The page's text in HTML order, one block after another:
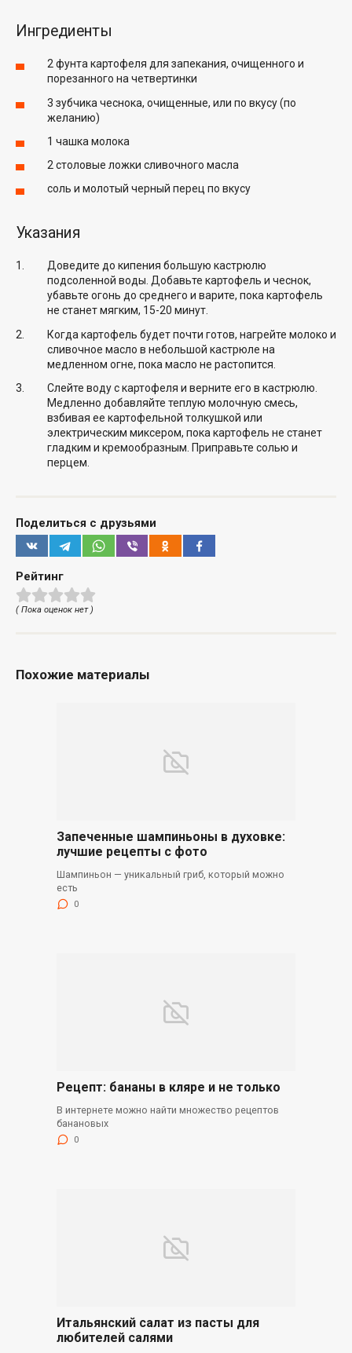
Ингредиенты
2 фунта картофеля для запекания, очищенного и
порезанного на четвертинки
3 зубчика чеснока, очищенные, или по вкусу (по
желанию)
1 чашка молока
2 столовые ложки сливочного масла
соль и молотый черный перец по вкусу
Указания
Доведите до кипения большую кастрюлю
подсоленной воды. Добавьте картофель и чеснок,
убавьте огонь до среднего и варите, пока картофель
не станет мягким, 15-20 минут.
Когда картофель будет почти готов, нагрейте молоко и
сливочное масло в небольшой кастрюле на
медленном огне, пока масло не растопится.
Слейте воду с картофеля и верните его в кастрюлю.
Медленно добавляйте теплую молочную смесь,
взбивая ее картофельной толкушкой или
электрическим миксером, пока картофель не станет
гладким и кремообразным. Приправьте солью и
перцем.
Поделиться с друзьями
Рейтинг
( Пока оценок нет )
Похожие материалы
Запеченные шампиньоны в духовке:
лучшие рецепты с фото
Шампиньон — уникальный гриб, который можно
есть
0
Рецепт: бананы в кляре и не только
В интернете можно найти множество рецептов
банановых
0
Итальянский салат из пасты для
любителей салями